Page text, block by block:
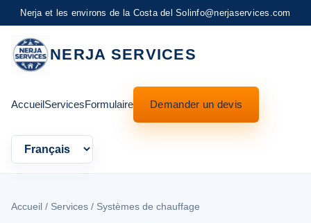
Nerja et les environs de la Costa del Sol info@nerjaservices.com
NERJA SERVICES
AccueilServicesFormulaire Demander un devis
Language
Accueil / Services / Systèmes de chauffage